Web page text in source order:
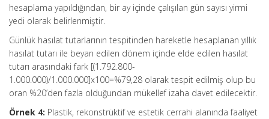
hesaplama yapıldığından, bir ay içinde çalışılan gün sayısı yirmi
yedi olarak belirlenmiştir.
Günlük hasılat tutarlarının tespitinden hareketle hesaplanan yıllık
hasılat tutarı ile beyan edilen dönem içinde elde edilen hasılat
tutarı arasındaki fark [(1.792.800-
1.000.000)/1.000.000]x100=%79,28 olarak tespit edilmiş olup bu
oran %20’den fazla olduğundan mükellef izaha davet edilecektir.
Örnek 4: Plastik, rekonstrüktif ve estetik cerrahi alanında faaliyet